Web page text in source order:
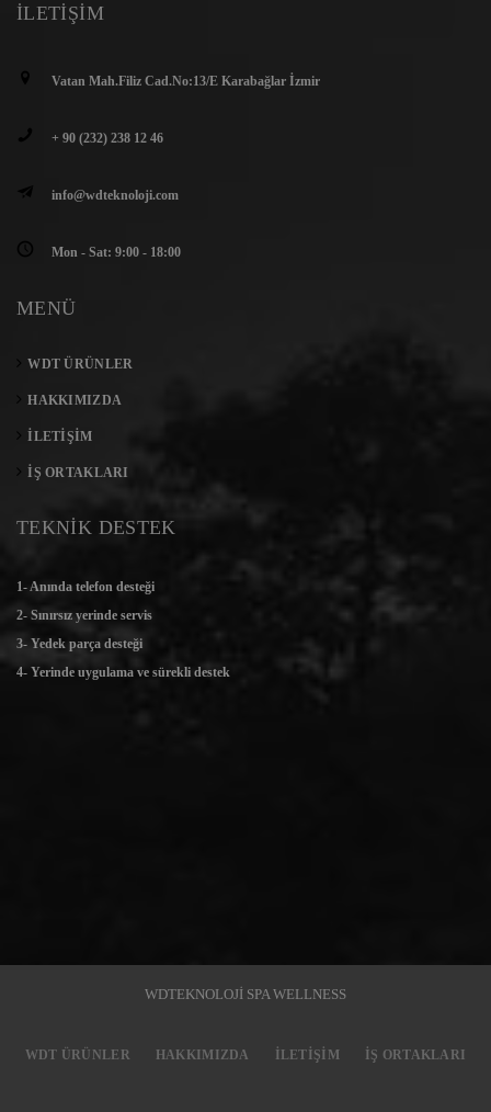
İLETIŞIM
Vatan Mah.Filiz Cad.No:13/E Karabağlar İzmir
+ 90 (232) 238 12 46
info@wdteknoloji.com
Mon - Sat: 9:00 - 18:00
MENÜ
WDT ÜRÜNLER
HAKKIMIZDA
İLETIŞIM
İŞ ORTAKLARI
TEKNİK DESTEK
1- Anında telefon desteği
2- Sınırsız yerinde servis
3- Yedek parça desteği
4- Yerinde uygulama ve sürekli destek
WDTEKNOLOJİ SPA WELLNESS
WDT ÜRÜNLER HAKKIMIZDA İLETIŞIM İŞ ORTAKLARI